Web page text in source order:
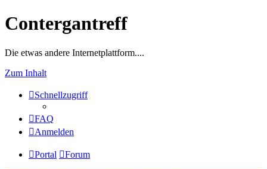
Contergantreff
Die etwas andere Internetplattform....
Zum Inhalt
Schnellzugriff
FAQ
Anmelden
Portal Forum